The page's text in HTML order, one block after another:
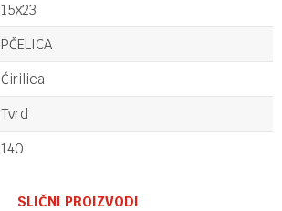
15x23
PČELICA
Ćirilica
Tvrd
140
SLIČNI PROIZVODI